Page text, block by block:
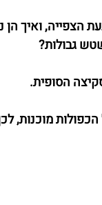
בעת הצפייה,
גבולות?
הסופית.
מוכנות,